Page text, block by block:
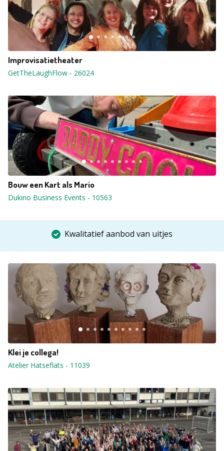
Improvisatietheater
GetTheLaughFlow - 26024
Bouw een Kart als Mario
Dukino Business Events - 10563
Kwalitatief aanbod van uitjes
Klei je collega!
Atelier Hatseflats - 11039